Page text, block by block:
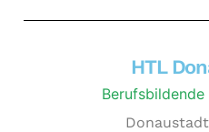
HTL